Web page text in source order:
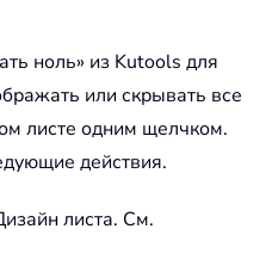
ноль» из Kutools для
или скрывать все
листе одним щелчком.
действия.
листа. См.